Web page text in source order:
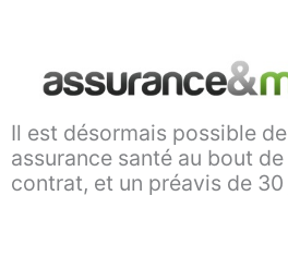
Il est désormais possible
assurance santé au bout
contrat, et un préavis de